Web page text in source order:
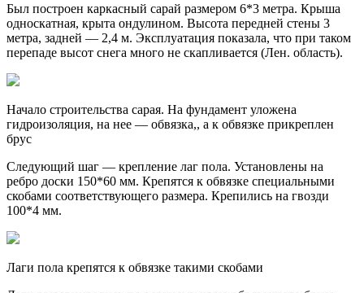
Был построен каркасный сарай размером 6*3 метра. Крыша
односкатная, крыта ондулином. Высота передней стены 3
метра, задней — 2,4 м. Эксплуатация показала, что при таком
перепаде высот снега много не скапливается (Лен. область).
Начало строительства сарая. На фундамент уложена
гидроизоляция, на нее — обвязка,, а к обвязке прикреплен
брус
Следующий шаг — крепление лаг пола. Установлены на
ребро доски 150*60 мм. Крепятся к обвязке специальными
скобами соответствующего размера. Крепились на гвозди
100*4 мм.
Лаги пола крепятся к обвязке такими скобами